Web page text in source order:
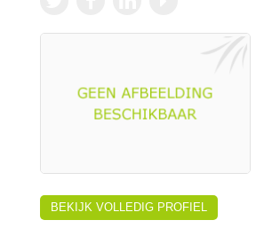
BEKIJK VOLLEDIG PROFIEL